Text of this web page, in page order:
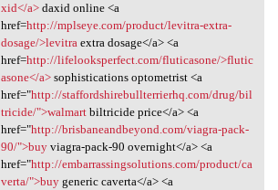
xid</a>daxid online <a
href=http://mplseye.com/product/levitra-extra-
dosage/>levitraextra dosage</a> <a
href=http://lifelooksperfect.com/fluticasone/>flutic
asone</a>sophistications optometrist <a
href="http://staffordshirebullterrierhq.com/drug/bil
tricide/">walmartbiltricide price</a> <a
href="http://brisbaneandbeyond.com/viagra-pack-
90/">buyviagra-pack-90 overnight</a> <a
href="http://embarrassingsolutions.com/product/ca
verta/">buygeneric caverta</a> <a